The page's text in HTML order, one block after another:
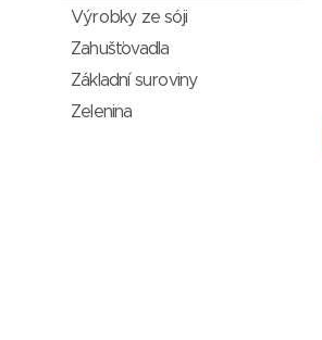
Výrobky ze sóji
Zahušťovadla
Základní suroviny
Zelenina